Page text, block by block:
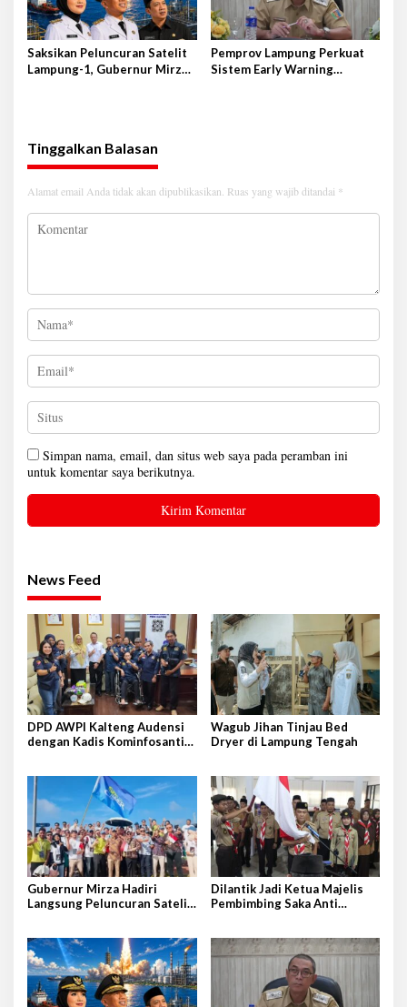
Saksikan Peluncuran Satelit
Lampung-1, Gubernur Mirza
Pemprov Lampung Perkuat
Sistem Early Warning
Tinggalkan Balasan
Alamat email Anda tidak akan dipublikasikan. Ruas yang wajib ditandai *
Simpan nama, email, dan situs web saya pada peramban ini
untuk komentar saya berikutnya.
News Feed
DPD AWPI Kalteng Audensi
dengan Kadis Kominfosantik
Indonesia
Wagub Jihan Tinjau Bed
Dryer di Lampung Tengah
Gubernur Mirza Hadiri
Langsung Peluncuran Satelit
Dilantik Jadi Ketua Majelis
Pembimbing Saka Anti
Pramuka Garda P4GN